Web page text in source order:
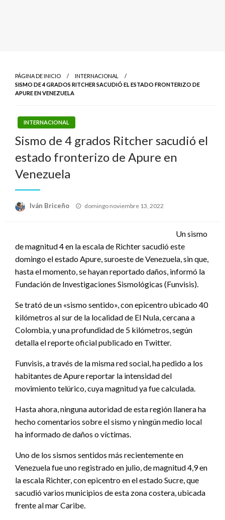
PÁGINA DE INICIO
INTERNACIONAL
SISMO DE 4 GRADOS RITCHER SACUDIÓ EL ESTADO FRONTERIZO DE
APURE EN VENEZUELA
INTERNACIONAL
Sismo de 4 grados Ritcher sacudió el
estado fronterizo de Apure en
Venezuela
Iván Briceño
Publicado
domingo noviembre 13, 2022
Un sismo
de magnitud 4 en la escala de Richter sacudió este
domingo el estado Apure, suroeste de Venezuela, sin que,
hasta el momento, se hayan reportado daños, informó la
Fundación de Investigaciones Sismológicas (Funvisis).
Se trató de un «sismo sentido», con epicentro ubicado 40
kilómetros al sur de la localidad de El Nula, cercana a
Colombia, y una profundidad de 5 kilómetros, según
detalla el reporte oficial publicado en Twitter.
Funvisis, a través de la misma red social, ha pedido a los
habitantes de Apure reportar la intensidad del
movimiento telúrico, cuya magnitud ya fue calculada.
Hasta ahora, ninguna autoridad de esta región llanera ha
hecho comentarios sobre el sismo y ningún medio local
ha informado de daños o víctimas.
Uno de los sismos sentidos más recientemente en
Venezuela fue uno registrado en julio, de magnitud 4,9 en
la escala Richter, con epicentro en el estado Sucre, que
sacudió varios municipios de esta zona costera, ubicada
frente al mar Caribe.